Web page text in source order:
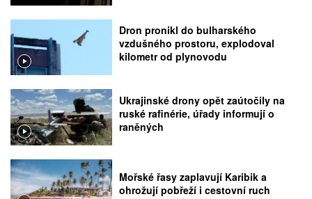
Dron pronikl do bulharského
vzdušného prostoru, explodoval
kilometr od plynovodu
Ukrajinské drony opět zaútočily na
ruské rafinérie, úřady informují o
raněných
Mořské řasy zaplavují Karibik a
ohrožují pobřeží i cestovní ruch